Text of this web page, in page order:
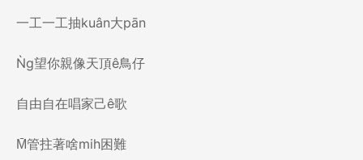
一工一工抽kuân大pān
Ǹg望你親像天頂ê鳥仔
自由自在唱家己ê歌
M̄管拄著啥mih困難